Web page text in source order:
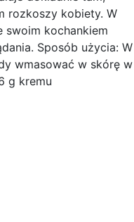
rozkoszy kobiety. W
swoim kochankiem
Sposób użycia: W
wmasować w skórę w
g kremu